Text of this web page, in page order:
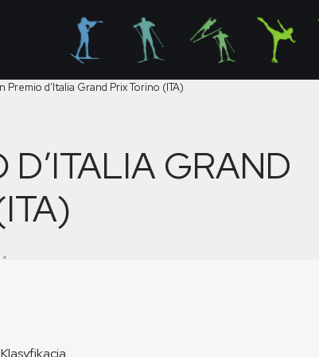
Premio d’Italia Grand Prix Torino (ITA)
GRAND
Klasyfikacja